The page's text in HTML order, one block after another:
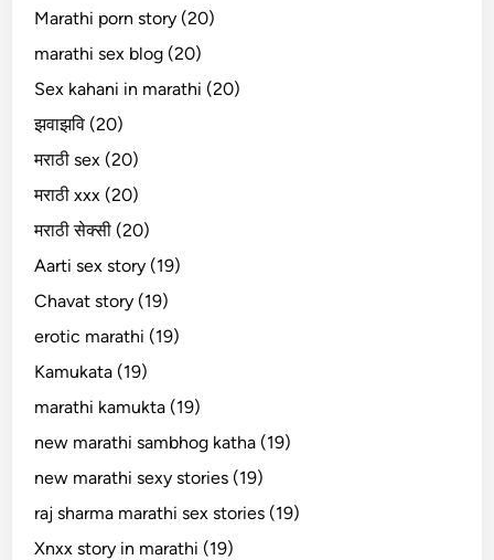
Marathi porn story (20)
marathi sex blog (20)
Sex kahani in marathi (20)
झवाझवि (20)
मराठी sex (20)
मराठी xxx (20)
मराठी सेक्सी (20)
Aarti sex story (19)
Chavat story (19)
erotic marathi (19)
Kamukata (19)
marathi kamukta (19)
new marathi sambhog katha (19)
new marathi sexy stories (19)
raj sharma marathi sex stories (19)
Xnxx story in marathi (19)